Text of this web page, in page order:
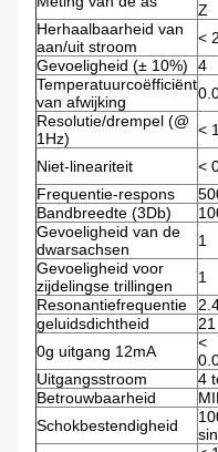
Z
Herhaalbaarheid van
aan/uit stroom
< 2
Gevoeligheid (± 10%)
4
Temperatuurcoëfficiënt
van afwijking
Resolutie/drempel (@
1Hz)
<
Niet-lineariteit
<
Frequentie-respons
Bandbreedte (3Db)
Gevoeligheid van de
dwarsachsen
1
Gevoeligheid voor
zijdelingse trillingen
1
Resonantiefrequentie
geluidsdichtheid
21
0g uitgang 12mA
<
Uitgangsstroom
4
Betrouwbaarheid
Schokbestendigheid